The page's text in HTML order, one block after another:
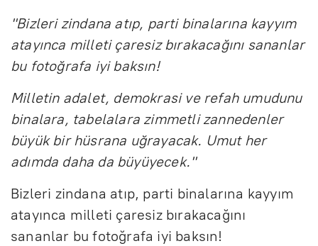
"Bizleri zindana atıp, parti binalarına kayyım
atayınca milleti çaresiz bırakacağını sananlar
bu fotoğrafa iyi baksın!
Milletin adalet, demokrasi ve refah umudunu
binalara, tabelalara zimmetli zannedenler
büyük bir hüsrana uğrayacak. Umut her
adımda daha da büyüyecek."
Bizleri zindana atıp, parti binalarına kayyım
atayınca milleti çaresiz bırakacağını
sananlar bu fotoğrafa iyi baksın!